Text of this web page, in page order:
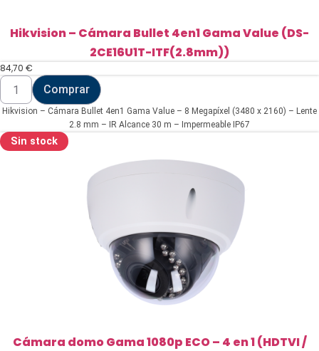
Hikvision – Cámara Bullet 4en1 Gama Value (DS-
2CE16U1T-ITF(2.8mm))
84,70 €
Hikvision
Cámara
Bullet
Gama
Value
Comprar
Hikvision – Cámara Bullet 4en1 Gama Value – 8 Megapíxel (3480 x 2160) – Lente
2.8 mm – IR Alcance 30 m – Impermeable IP67
Sin stock
Cámara domo Gama 1080p ECO – 4 en 1 (HDTVI /